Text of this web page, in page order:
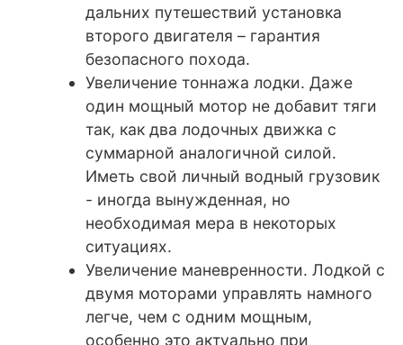
дальних путешествий установка
второго двигателя – гарантия
безопасного похода.
Увеличение тоннажа лодки. Даже
один мощный мотор не добавит тяги
так, как два лодочных движка с
суммарной аналогичной силой.
Иметь свой личный водный грузовик
- иногда вынужденная, но
необходимая мера в некоторых
ситуациях.
Увеличение маневренности. Лодкой с
двумя моторами управлять намного
легче, чем с одним мощным,
особенно это актуально при